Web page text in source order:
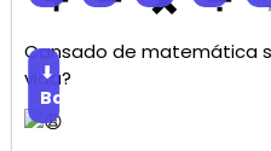
Cansado de matemática
vida?
⬇
Baixar